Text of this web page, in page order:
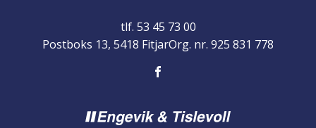
tlf. 53 45 73 00
Postboks 13, 5418 FitjarOrg. nr. 925 831 778